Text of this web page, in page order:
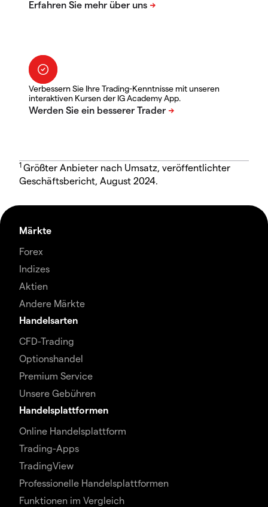
Verbessern Sie Ihre Trading-Kenntnisse mit unseren
interaktiven Kursen der IG Academy App.
1 Größter Anbieter nach Umsatz, veröffentlichter
Geschäftsbericht, August 2024.
Märkte
Forex
Indizes
Aktien
Andere Märkte
Handelsarten
CFD-Trading
Optionshandel
Premium Service
Unsere Gebühren
Handelsplattformen
Online Handelsplattform
Trading-Apps
TradingView
Professionelle Handelsplattformen
Funktionen im Vergleich